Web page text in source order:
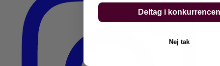
Deltag i konkurrencen
Nej tak